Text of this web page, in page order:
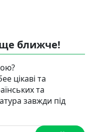
ближче!
цікаві та
та
завжди під